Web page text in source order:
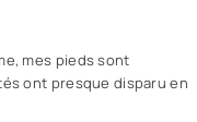
mes pieds sont
ont presque disparu en